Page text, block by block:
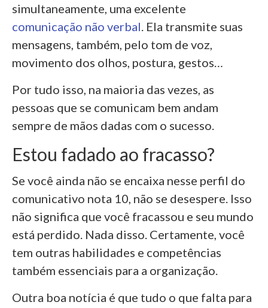
simultaneamente, uma excelente
comunicação não verbal. Ela transmite suas
mensagens, também, pelo tom de voz,
movimento dos olhos, postura, gestos…
Por tudo isso, na maioria das vezes, as
pessoas que se comunicam bem andam
sempre de mãos dadas com o sucesso.
Estou fadado ao fracasso?
Se você ainda não se encaixa nesse perfil do
comunicativo nota 10, não se desespere. Isso
não significa que você fracassou e seu mundo
está perdido. Nada disso. Certamente, você
tem outras habilidades e competências
também essenciais para a organização.
Outra boa notícia é que tudo o que falta para